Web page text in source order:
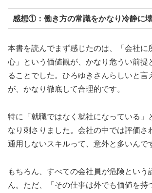
感想①：働き方の常識をかなり冷静に
本書を読んでまず感じたのは、「会社に
心」という価値観が、かなり危うい前提
ることでした。ひろゆきさんらしいと言
が、かなり徹底して合理的です。
特に「就職ではなく就社になっている」
なり刺さりました。会社の中では評価さ
通用しないスキルって、意外と多いんで
もちろん、すべての会社員が危険という
ん。ただ、「その仕事は外でも価値を持